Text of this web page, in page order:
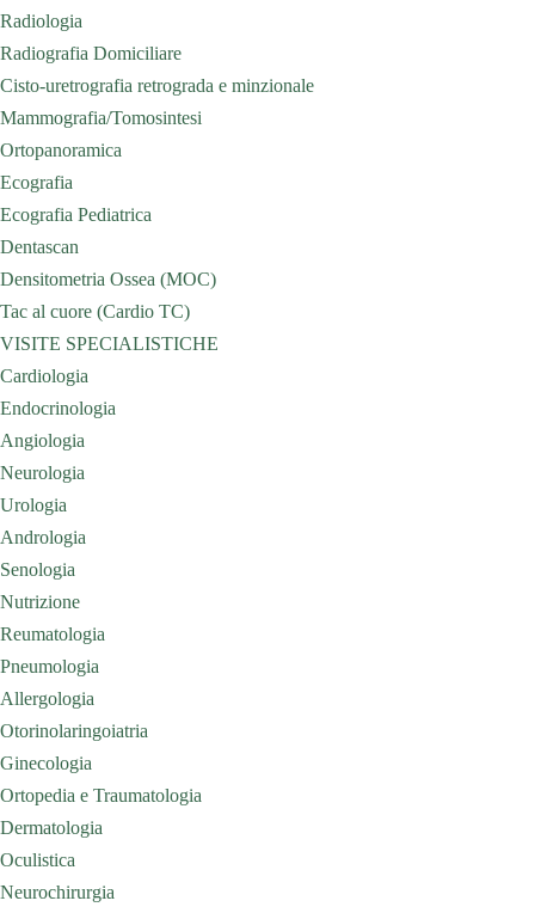
Radiologia
Radiografia Domiciliare
Cisto-uretrografia retrograda e minzionale
Mammografia/Tomosintesi
Ortopanoramica
Ecografia
Ecografia Pediatrica
Dentascan
Densitometria Ossea (MOC)
Tac al cuore (Cardio TC)
VISITE SPECIALISTICHE
Cardiologia
Endocrinologia
Angiologia
Neurologia
Urologia
Andrologia
Senologia
Nutrizione
Reumatologia
Pneumologia
Allergologia
Otorinolaringoiatria
Ginecologia
Ortopedia e Traumatologia
Dermatologia
Oculistica
Neurochirurgia